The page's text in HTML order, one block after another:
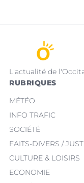
L'actualité de
RUBRIQUES
MÉTÉO
INFO TRAFIC
SOCIÉTÉ
FAITS-DIVERS /
CULTURE & LOISIRS
ECONOMIE